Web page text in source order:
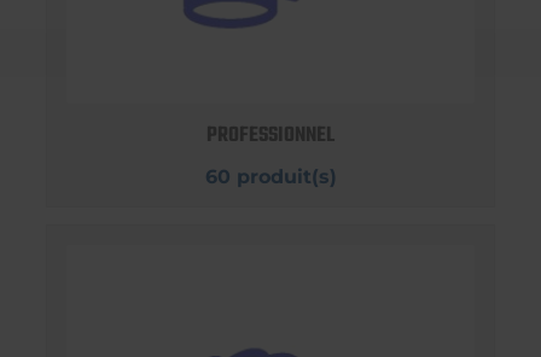
PROFESSIONNEL
60 produit(s)